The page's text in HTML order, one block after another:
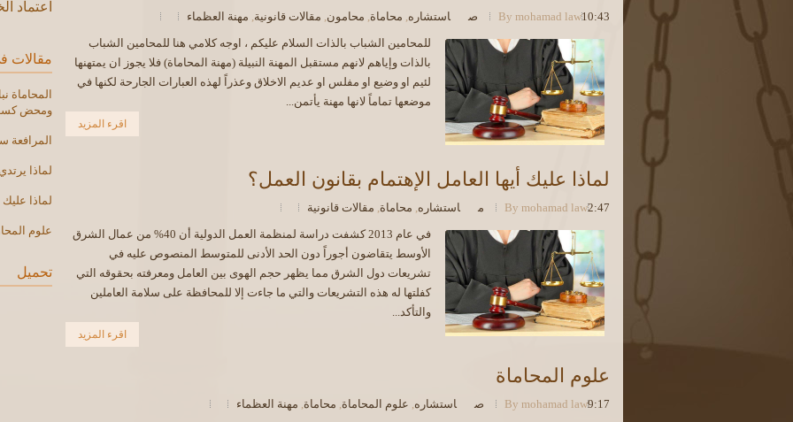
By mohamad law10:43 ص استشاره, محاماة, محامون, مقالات قانونية, مهنة العظماء
للمحامين الشباب بالذات السلام عليكم ، اوجه كلامي هنا للمحامين الشباب
بالذات وإياهم لانهم مستقبل المهنة النبيلة (مهنة المحاماة) فلا يجوز ان يمتهنها
لئيم او وضيع او مفلس او عديم الاخلاق وعذراً لهذه العبارات الجارحة لكنها في
موضعها تماماً لانها مهنة يأتمن...
اقرء المزيد
لماذا عليك أيها العامل الإهتمام بقانون العمل؟
By mohamad law2:47 م استشاره محاماة مقالات قانونية
في عام 2013 كشفت دراسة لمنظمة العمل الدولية أن 40% من عمال الشرق
الأوسط يتقاضون أجوراً دون الحد الأدنى للمتوسط المنصوص عليه في
تشريعات دول الشرق مما يظهر حجم الهوى بين العامل ومعرفته بحقوقه التي
كفلتها له هذه التشريعات والتي ما جاءت إلا للمحافظة على سلامة العاملين
والتأكد...
اقرء المزيد
علوم المحاماة
By mohamad law9:17 ص استشاره علوم المحاماة محاماة مهنة العظماء
2016
كلية
المؤتمر
اللجنة
لحقوق
تعقد
نقابة
بمرور
محكمة
بحق
النيابة
النيابة
للرابطة
مقالات
المحاماة
ومحض
المرافعة
لماذا
لماذا عليك
علوم
تحميل